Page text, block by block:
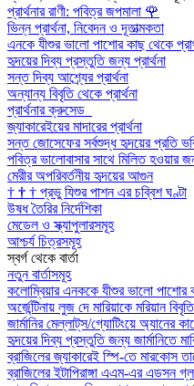
প্রার্থনার রাণী: পবিত্র জপমালা 🌹
ভিন্ন প্রার্থনা, নিবেদন ও দূতাত্মকতা
এনকে যীশুর ভালো পাশোর কাছ থেকে
হৃদয়ের দিব্য প্রস্তুতি জন্য প্রার্থনা
সন্ত দিব্য আশ্র্যের প্রার্থনা
অন্যান্য বিবৃতি থেকে প্রার্থনা
প্রার্থনার ক্রুসেড
জ্যাকারেইয়ের মাদারের প্রার্থনা
সন্ত জোসেফের সর্বশুদ্ধ হৃদয়ের প্রতি
পবিত্র ভালোবাসার সাথে মিলিত হওয়ার
মেরীর অপরিবর্তনীয় হৃদয়ের আগুন
† † † প্রভু যিশুর পাশন এর চব্বিশ ঘণ্টা
উষধ তৈরির নির্দেশিকা
মেডেল ও স্ক্যাপুলারসমূহ
আশ্চর্য চিত্রসমূহ
স্বর্গ থেকে বার্তা
নতুন বার্তাসমূহ
কলোম্বিয়ার এনককে যীশুর ভালো পাশোর
অর্জেন্টিনায় লুজ দে মারিয়াকে মরিয়ান বিবৃতি
জার্মানির মেল্লাট্‌স/গ্যোটিংয়ে অ্যানের
হৃদয়ের দিব্য প্রস্তুতি জন্য জার্মানিতে
ব্রাজিলের জ্যাকারেই স্পি-তে মারকোস
ব্রাজিলের ইটাপিরাঙ্গা এএম-এর এডসন